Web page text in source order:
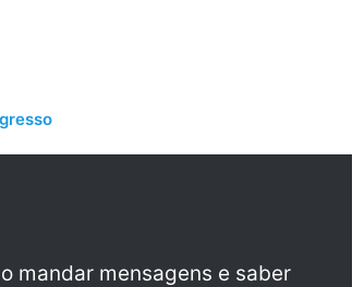
mandar mensagens e saber